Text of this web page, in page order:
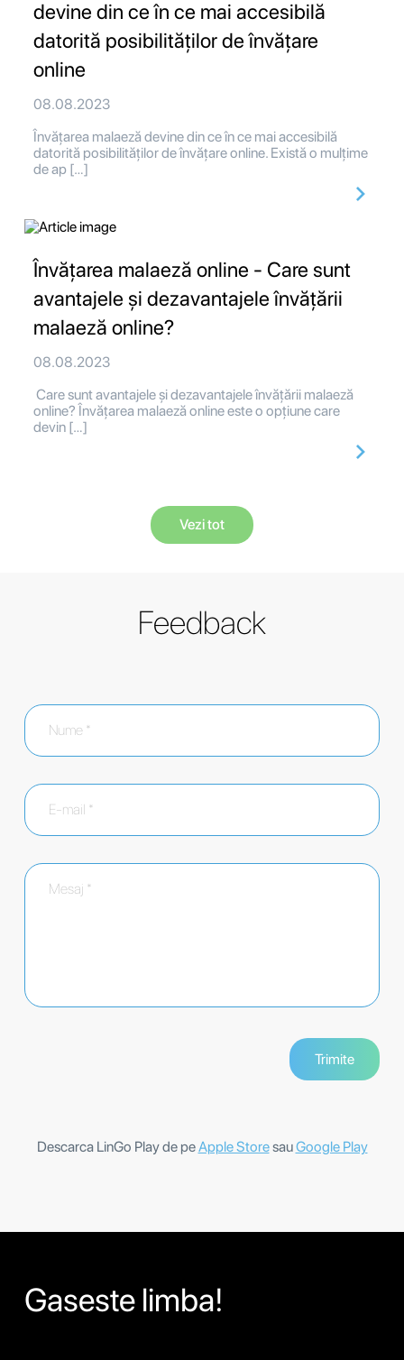
devine din ce în ce mai accesibilă
datorită posibilităților de învățare
online
08.08.2023
Învățarea malaeză devine din ce în ce mai accesibilă
datorită posibilităților de învățare online. Există o mulțime
de ap […]
Învățarea malaeză online - Care sunt
avantajele și dezavantajele învățării
malaeză online?
08.08.2023
Care sunt avantajele și dezavantajele învățării malaeză
online? Învățarea malaeză online este o opțiune care
devin […]
Vezi tot
Feedback
Descarca LinGo Play de peApple StoresauGoogle Play
Gaseste limba!